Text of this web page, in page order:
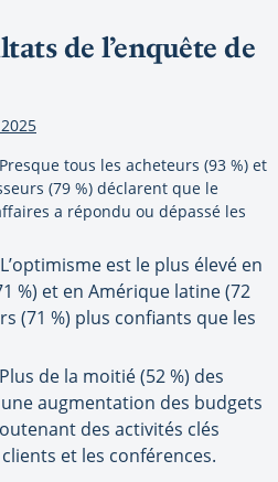
de l’enquête de
tous les acheteurs (93 %) et
(79 %) déclarent que le
a répondu ou dépassé les
est le plus élevé en
%) et en Amérique latine (72
(71 %) plus confiants que les
de la moitié (52 %) des
augmentation des budgets
des activités clés
et les conférences.